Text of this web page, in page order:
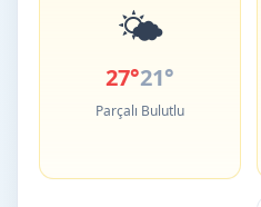
🌤️
27°21°
Parçalı Bulutlu